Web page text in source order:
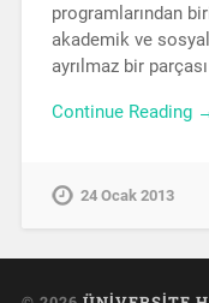
programlarından
akademik ve
ayrılmaz bir
Continue Reading
24 Ocak 2013